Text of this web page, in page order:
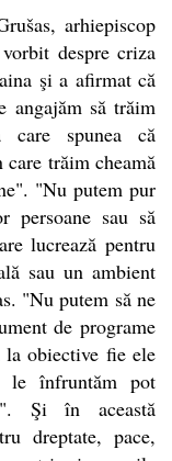
arhiepiscop
despre criza
şi a afirmat că
angajăm să trăim
spunea că
trăim cheamă
"Nu putem pur
persoane sau să
lucrează pentru
sau un ambient
"Nu putem să ne
de programe
la obiective fie ele
le înfruntăm pot
Şi în această
dreptate, pace,